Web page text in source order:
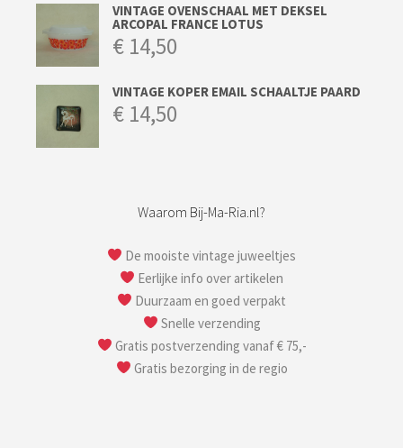
VINTAGE OVENSCHAAL MET DEKSEL
ARCOPAL FRANCE LOTUS
€ 14,50
VINTAGE KOPER EMAIL SCHAALTJE PAARD
€ 14,50
Waarom Bij-Ma-Ria.nl?
De mooiste vintage juweeltjes
Eerlijke info over artikelen
Duurzaam en goed verpakt
Snelle verzending
Gratis postverzending vanaf € 75,-
Gratis bezorging in de regio